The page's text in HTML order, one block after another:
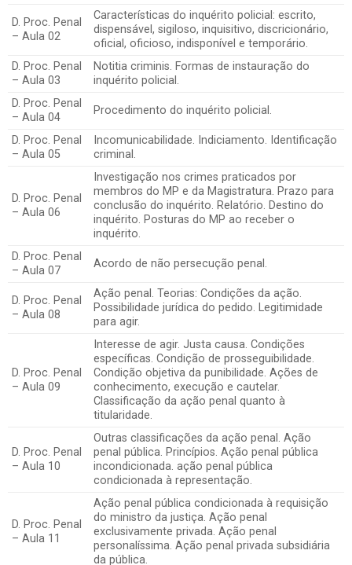
D. Proc. Penal
– Aula 02
Características do inquérito policial: escrito,
dispensável, sigiloso, inquisitivo, discricionário,
oficial, oficioso, indisponível e temporário.
D. Proc. Penal
– Aula 03
Notitia criminis. Formas de instauração do
inquérito policial.
D. Proc. Penal
– Aula 04
Procedimento do inquérito policial.
D. Proc. Penal
– Aula 05
Incomunicabilidade. Indiciamento. Identificação
criminal.
D. Proc. Penal
– Aula 06
Investigação nos crimes praticados por
membros do MP e da Magistratura. Prazo para
conclusão do inquérito. Relatório. Destino do
inquérito. Posturas do MP ao receber o
inquérito.
D. Proc. Penal
– Aula 07
Acordo de não persecução penal.
D. Proc. Penal
– Aula 08
Ação penal. Teorias: Condições da ação.
Possibilidade jurídica do pedido. Legitimidade
para agir.
D. Proc. Penal
– Aula 09
Interesse de agir. Justa causa. Condições
específicas. Condição de prosseguibilidade.
Condição objetiva da punibilidade. Ações de
conhecimento, execução e cautelar.
Classificação da ação penal quanto à
titularidade.
D. Proc. Penal
– Aula 10
Outras classificações da ação penal. Ação
penal pública. Princípios. Ação penal pública
incondicionada. ação penal pública
condicionada à representação.
D. Proc. Penal
– Aula 11
Ação penal pública condicionada à requisição
do ministro da justiça. Ação penal
exclusivamente privada. Ação penal
personalíssima. Ação penal privada subsidiária
da pública.